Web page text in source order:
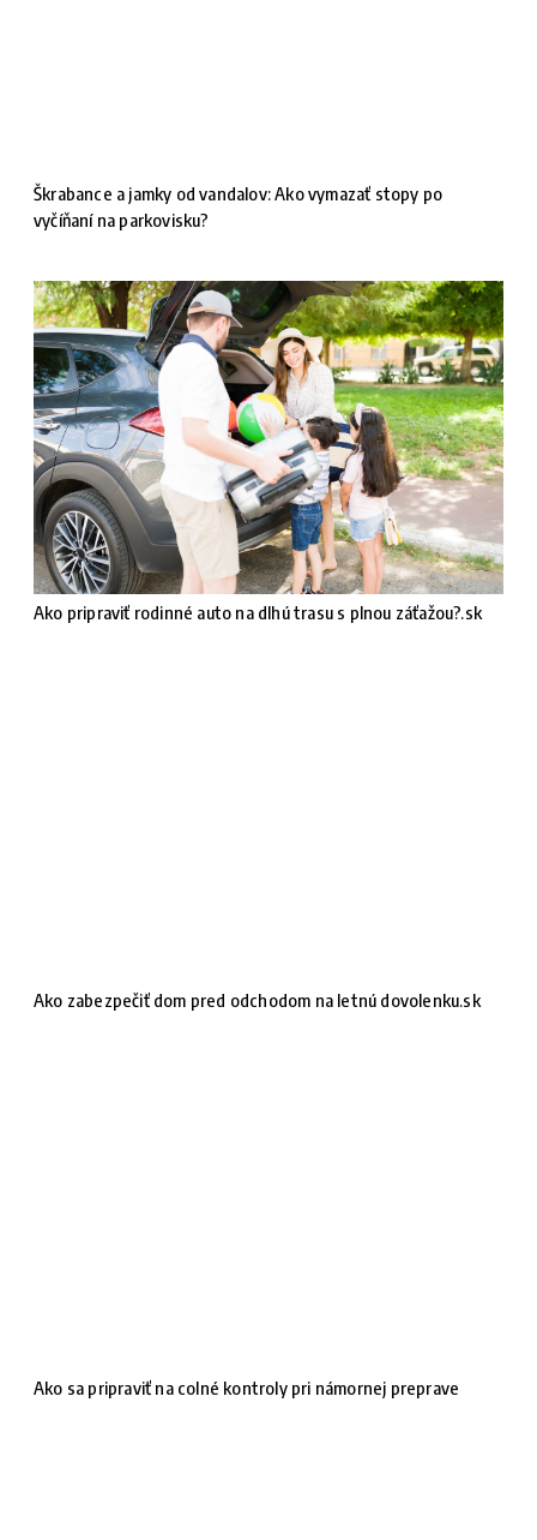
Škrabance a jamky od vandalov: Ako vymazať stopy po
vyčíňaní na parkovisku?
Ako pripraviť rodinné auto na dlhú trasu s plnou záťažou?.sk
Ako zabezpečiť dom pred odchodom na letnú dovolenku.sk
Ako sa pripraviť na colné kontroly pri námornej preprave